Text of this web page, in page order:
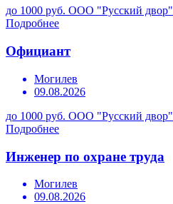
до 1000 руб. ООО "Русский двор"
Подробнее
Официант
Могилев
09.08.2026
до 1000 руб. ООО "Русский двор"
Подробнее
Инженер по охране труда
Могилев
09.08.2026